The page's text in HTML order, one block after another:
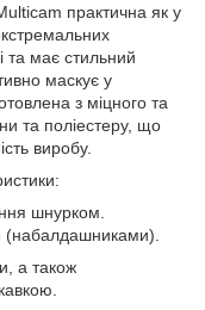
практична як у
та має стильний
маскує у
з міцного та
та поліестеру, що
виробу.
шнурком.
(набалдашниками).
а також